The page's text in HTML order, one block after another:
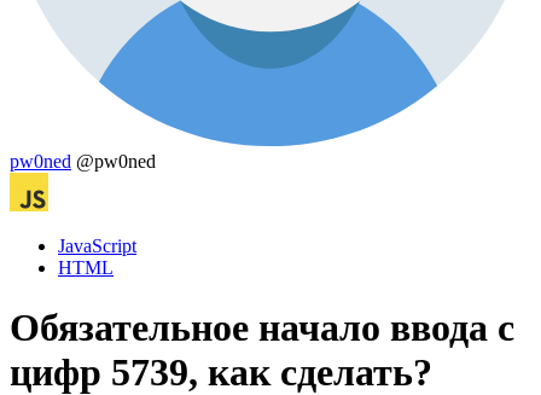
pw0ned @pw0ned
JavaScript
HTML
Обязательное начало ввода с
цифр 5739, как сделать?